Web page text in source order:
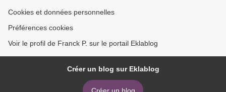
Cookies et données personnelles
Préférences cookies
Voir le profil de Franck P. sur le portail Eklablog
Créer un blog sur Eklablog